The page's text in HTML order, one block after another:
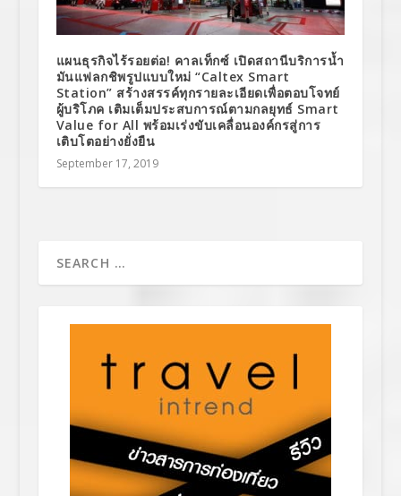
แผนธุรกิจไร้รอยต่อ! คาลเท็กซ์ เปิดสถานีบริการน้ำ
มันแฟลกชิพรูปแบบใหม่ “Caltex Smart
Station” สร้างสรรค์ทุกรายละเอียดเพื่อตอบโจทย์
ผู้บริโภค เติมเต็มประสบการณ์ตามกลยุทธ์ Smart
Value for All พร้อมเร่งขับเคลื่อนองค์กรสู่การ
เติบโตอย่างยั่งยืน
September 17, 2019